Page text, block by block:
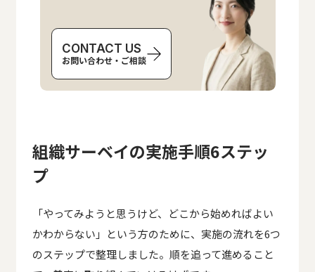
CONTACT US
お問い合わせ・ご相談
組織サーベイの実施手順6ステッ
プ
「やってみようと思うけど、どこから始めればよい
かわからない」という方のために、実施の流れを6つ
のステップで整理しました。順を追って進めること
組織の課題をすっきり解決！
オーダーメイドのサポートで
ビジネスを促進